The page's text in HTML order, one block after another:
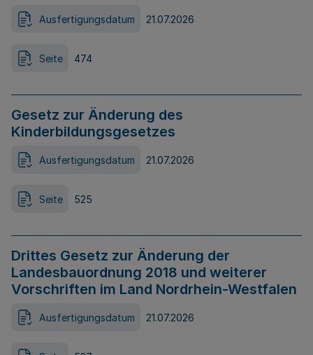
Ausfertigungsdatum 21.07.2026
Seite 474
Gesetz zur Änderung des
Kinderbildungsgesetzes
Ausfertigungsdatum 21.07.2026
Seite 525
Drittes Gesetz zur Änderung der
Landesbauordnung 2018 und weiterer
Vorschriften im Land Nordrhein-Westfalen
Ausfertigungsdatum 21.07.2026